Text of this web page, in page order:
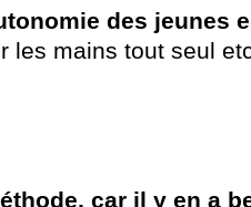
des jeunes
les mains tout seul
car il y en a